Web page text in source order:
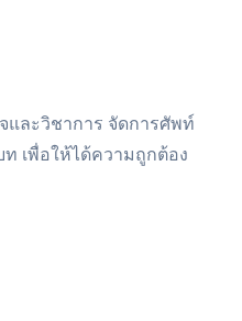
และวิชาการ จัดการศัพท์
เพื่อให้ได้ความถูกต้อง